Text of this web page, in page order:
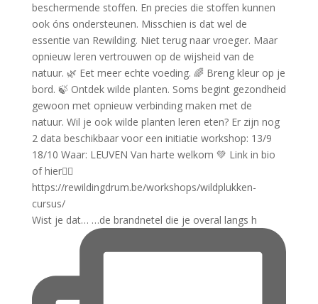
Wist je dat… …de brandnetel die je overal langs h